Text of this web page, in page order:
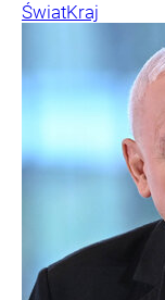
ŚwiatKraj